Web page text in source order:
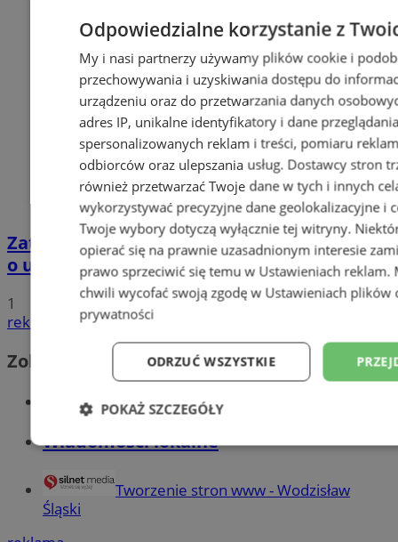
Zatrzymano 35-latka związanego ze sprawą
o usiłowanie zabójstwa!
1
reklama
Zobacz również
Wiadomości kryminalne w Wodzisławiu
Wiadomości lokalne
Tworzenie stron www - Wodzisław
Śląski
Odpowiedzialne korzystanie z
My i nasi partnerzy używamy plików cookie i
przechowywania i uzyskiwania dostępu do
urządzeniu oraz do przetwarzania danych
adres IP, unikalne identyfikatory i dane
spersonalizowanych reklam i treści, pomiaru
odbiorców oraz ulepszania usług. Dostawcy stron
również przetwarzać Twoje dane w tych i innych
wykorzystywać precyzyjne dane geolokalizacyjne i
Twoje wybory dotyczą wyłącznie tej witryny.
opierać się na prawnie uzasadnionym interesie
prawo sprzeciwić się temu w Ustawieniach reklam.
chwili wycofać swoją zgodę w Ustawieniach plików
prywatności
ODRZUĆ WSZYSTKIE
POKAŻ SZCZEGÓŁY
Niezbędne Wydajność